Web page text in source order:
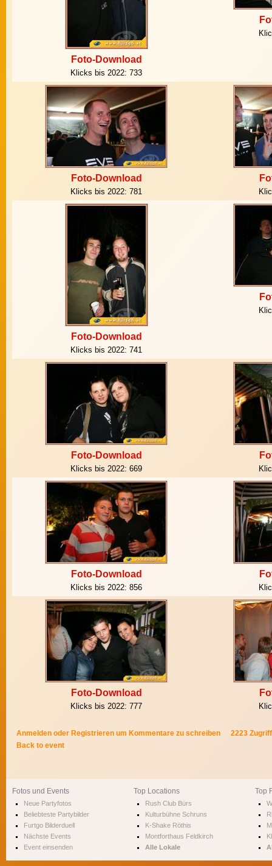
Foto-Download
Klicks bis 2022: 733
Foto-Download
Klicks bis 2022: 781
Foto-Download
Klicks bis 2022: 741
Foto-Download
Klicks bis 2022: 669
Foto-Download
Klicks bis 2022: 856
Foto-Download
Klicks bis 2022: 777
Anmeldenoder Registrierenum Kommentare zu schreiben
2223
Back to event
Fotos und Events
Neue Partyfotos
Beliebteste Partybilder
Furtgo Bilderduell
Nächste Events
Event einsenden
Top Locations
Rush Club Bürs
Kulturbühne Schruns
K-Shake Röthis
Montforthaus Feldkirch
Alle Lokale
Top